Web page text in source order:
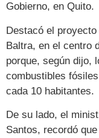
Gobierno, en Quito.
Destacó el
Baltra, en el centro
porque, según dijo,
combustibles
cada 10 habitantes.
De su lado, el
Santos, recordó